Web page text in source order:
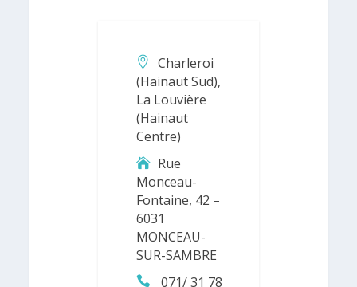
Charleroi
(Hainaut Sud),
La Louvière
(Hainaut
Centre)
Rue
Monceau-
Fontaine, 42 –
6031
MONCEAU-
SUR-SAMBRE
071/ 31 78